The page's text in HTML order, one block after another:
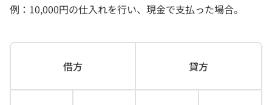
例：10,000円の仕入れを行い、現金で支払った場合。
借方 貸方